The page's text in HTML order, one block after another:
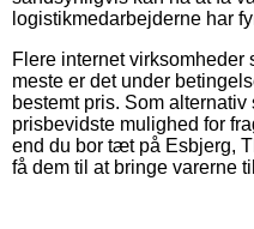
logistikmedarbejderne har
Flere internet virksomheder
meste er det under
bestemt pris. Som
prisbevidste mulighed for
end du bor tæt på Esbjerg,
få dem til at bringe varerne